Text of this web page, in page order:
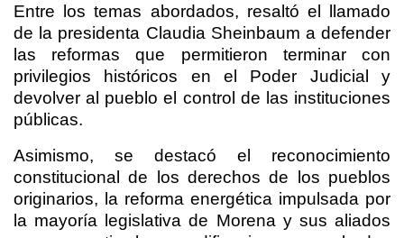
Entre los temas abordados, resaltó el llamado
de la presidenta Claudia Sheinbaum a defender
las reformas que permitieron terminar con
privilegios históricos en el Poder Judicial y
devolver al pueblo el control de las instituciones
públicas.
Asimismo, se destacó el reconocimiento
constitucional de los derechos de los pueblos
originarios, la reforma energética impulsada por
la mayoría legislativa de Morena y sus aliados